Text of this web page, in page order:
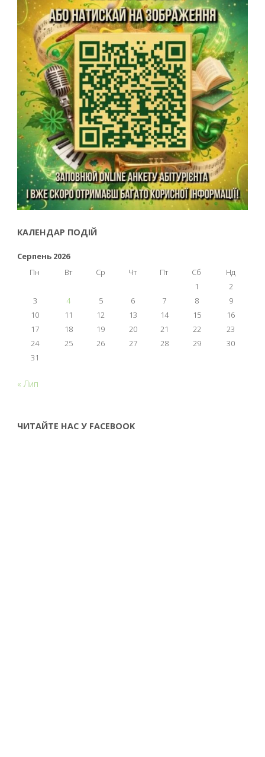
КАЛЕНДАР ПОДІЙ
Серпень 2026
Пн
Вт Ср Чт Пт Сб
Нд
1
2
3
4 5 6 7 8
9
10
11 12 13 14 15
16
17
18 19 20 21 22
23
24
25 26 27 28 29
30
31
« Лип
ЧИТАЙТЕ НАС У FACEBOOK